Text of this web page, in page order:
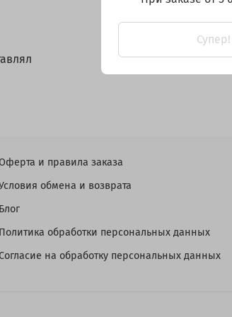
и правила заказа
обмена и возврата
Блог
Политика обработки персональных данных
на обработку персональных данных
Супер!